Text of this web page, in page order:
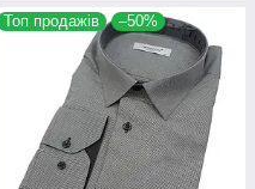
Топ продажів –50%